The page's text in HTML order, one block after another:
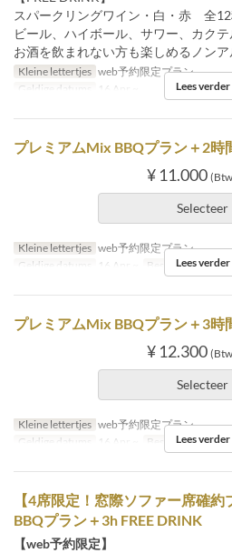
スパークリングワイン・白・赤 全12
ビール、ハイボール、サワー、カクテ
お酒を飲まれない方も楽しめるノン
Kleine lettertjes web予約限定プラン
Geldige datums
16 Apr ~ Lees verder
プレミアムMix BBQプラン＋2時
¥ 11.000
Selecteer
Kleine lettertjes web予約限定プラン
Geldige datums
16 Apr ~ Bestellimiet 2 ~
Lees verder
プレミアムMix BBQプラン＋3時
¥ 12.300
Selecteer
Kleine lettertjes web予約限定プラン
Geldige datums
16 Apr ~ Bestellimiet 2 ~
Lees verder
【4席限定！窓際ソファー席確
BBQプラン＋3h FREE DRINK
【web予約限定】